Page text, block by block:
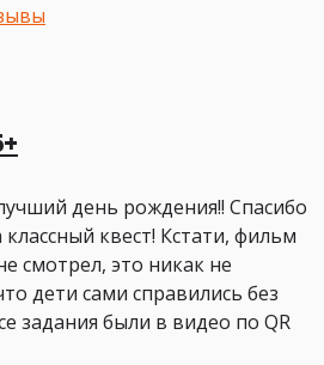
день рождения!! Спасибо
квест! Кстати, фильм
смотрел, это никак не
дети сами справились без
задания были в видео по QR